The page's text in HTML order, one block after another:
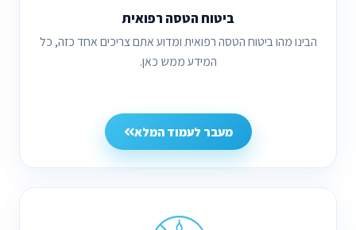
ביטוח הטסה רפואית
הבינו מהו ביטוח הטסה רפואית ומדוע אתם צריכים אחד כזה, כל
המידע ממש כאן.
מעבר לעמוד המלא